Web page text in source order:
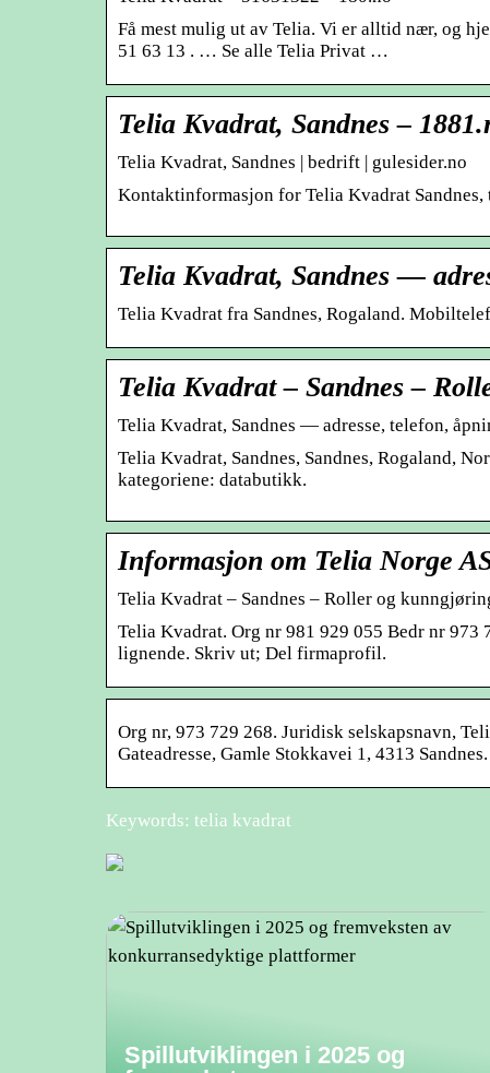
Få mest mulig ut av Telia. Vi er alltid nær, og
51 63 13 . … Se alle Telia Privat …
Telia Kvadrat, Sandnes –
Telia Kvadrat, Sandnes | bedrift | gulesider.no
Kontaktinformasjon for Telia Kvadrat Sandnes,
Telia Kvadrat, Sandnes —
Telia Kvadrat fra Sandnes, Rogaland.
Telia Kvadrat – Sandnes –
Telia Kvadrat, Sandnes — adresse, telefon,
Telia Kvadrat, Sandnes, Sandnes, Rogaland,
kategoriene: databutikk.
Informasjon om Telia Norge
Telia Kvadrat – Sandnes – Roller og
Telia Kvadrat. Org nr 981 929 055 Bedr nr 973
lignende. Skriv ut; Del firmaprofil.
Org nr, 973 729 268. Juridisk selskapsnavn,
Gateadresse, Gamle Stokkavei 1, 4313 Sandnes.
Keywords: telia kvadrat
Spillutviklingen i 2025 og